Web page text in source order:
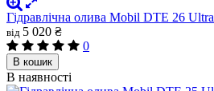
Гідравлічна олива Mobil DTE 26 Ultra
від 5 020 ₴
0
В кошик
В наявності